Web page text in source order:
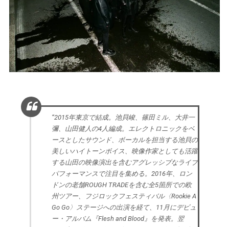
“2015年東京で結成。池貝峻、篠田ミル、大井一
彌、山田健人の4人編成。エレクトロニックをベ
ースとしたサウンド、ボーカルを担当する池貝の
美しいハイトーンボイス、映像作家としても活躍
する山田の映像演出を含むアグレッシブなライブ
パフォーマンスで注目を集める。2016年、ロン
ドンの老舗ROUGH TRADEを含む全5箇所での欧
州ツアー、フジロックフェスティバル〈Rookie A
Go Go〉ステージへの出演を経て、11月にデビュ
ー・アルバム『Flesh and Blood』を発表。翌